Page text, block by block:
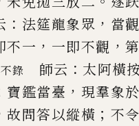
： 法筵龍象眾 ， 當
不一 ， 一即不觀 ，
錄 師云 ： 太阿橫
寶鑑當臺 ， 現羣象
故問答以縱橫 ； 不